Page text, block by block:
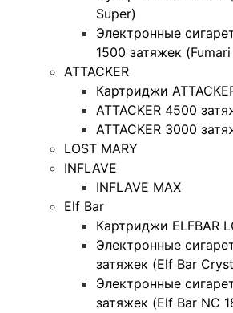
Super)
Электронные
1500 затяжек
ATTACKER
Картриджи
ATTACKER 4500
ATTACKER 3000
LOST MARY
INFLAVE
INFLAVE MAX
Elf Bar
Картриджи ELFBAR
Электронные
затяжек (Elf Bar
Электронные
затяжек (Elf Bar NC